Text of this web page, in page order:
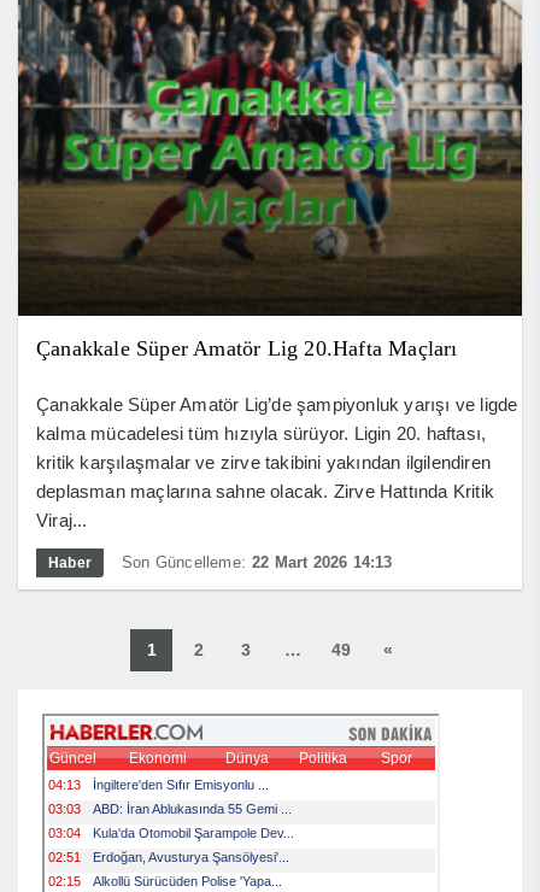
Çanakkale Süper Amatör Lig 20.Hafta Maçları
Çanakkale Süper Amatör Lig’de şampiyonluk yarışı ve ligde
kalma mücadelesi tüm hızıyla sürüyor. Ligin 20. haftası,
kritik karşılaşmalar ve zirve takibini yakından ilgilendiren
deplasman maçlarına sahne olacak. Zirve Hattında Kritik
Viraj...
Haber Son Güncelleme: 22 Mart 2026 14:13
1 2 3 … 49 «